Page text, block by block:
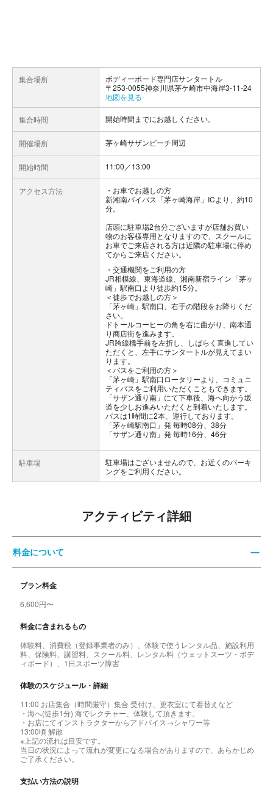
集合場所
ボディーボード専門店サンタートル
〒253-0055神奈川県茅ケ崎市中海岸3-11-24
地図を見る
集合時間 開始時間までにお越しください。
開催場所 茅ヶ崎サザンビーチ周辺
開始時間 11:00／13:00
アクセス方法
お車でお越しの方
新湘南バイパス「茅ヶ崎海岸」ICより、約10
分。
店頭に駐車場2台分ございますが店舗お買い
物のお客様専用となりますので、スクールに
お車でご来店される方は近隣の駐車場に停め
てからご来店ください。
交通機関をご利用の方
JR相模線、東海道線、湘南新宿ライン「茅ヶ
崎」駅南口より徒歩約15分。
＜徒歩でお越しの方＞
「茅ヶ崎」駅南口、右手の階段をお降りくだ
さい。
ドトールコーヒーの角を右に曲がり、南本通
り商店街を進みます。
JR跨線橋手前を左折し、しばらく直進してい
ただくと、左手にサンタートルが見えてまい
ります。
＜バスをご利用の方＞
「茅ヶ崎」駅南口ロータリーより、コミュニ
ティバスをご利用いただくこともできます。
「サザン通り南」にて下車後、海へ向かう坂
道を少しお進みいただくと到着いたします。
バスは1時間に2本、運行しております。
「茅ヶ崎駅南口」発 毎時08分、38分
「サザン通り南」発 毎時16分、46分
駐車場
駐車場はございませんので、お近くのパーキ
ングをご利用ください。
アクティビティ詳細
料金について
プラン料金
6,600円〜
料金に含まれるもの
体験料、消費税（登録事業者のみ）、体験で使うレンタル品、施設利用
料、保険料、講習料、スクール料、レンタル料（ウェットスーツ・ボデ
ィボード）、1日スポーツ障害
体験のスケジュール・詳細
11:00 お店集合（時間厳守）集合 受付け、更衣室にて着替えなど
・海へ(徒歩1分) 海でレクチャー、体験して頂きます。
・お店にてインストラクターからアドバイス→シャワー等
13:00頃 解散
※上記の流れは目安です。
当日の状況によって流れが変更になる場合がありますので、あらかじめ
ご了承ください。
支払い方法の説明